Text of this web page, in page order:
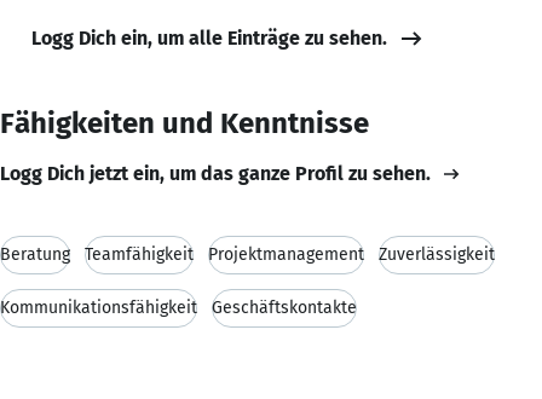
Logg Dich ein, um alle Einträge zu sehen.
Fähigkeiten und Kenntnisse
Logg Dich jetzt ein, um das ganze Profil zu sehen.
Beratung Teamfähigkeit Projektmanagement Zuverlässigkeit
Kommunikationsfähigkeit Geschäftskontakte